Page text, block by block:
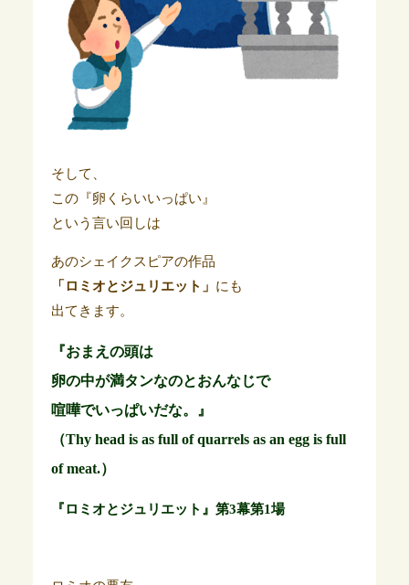
そして、
この『卵くらいいっぱい』
という言い回しは
あのシェイクスピアの作品
「ロミオとジュリエット」 にも
出てきます。
『おまえの頭は
卵の中が満タンなのとおんなじで
喧嘩でいっぱいだな。』
（Thy head is as full of quarrels as an egg is full
of meat.）
『ロミオとジュリエット』第3幕第1場